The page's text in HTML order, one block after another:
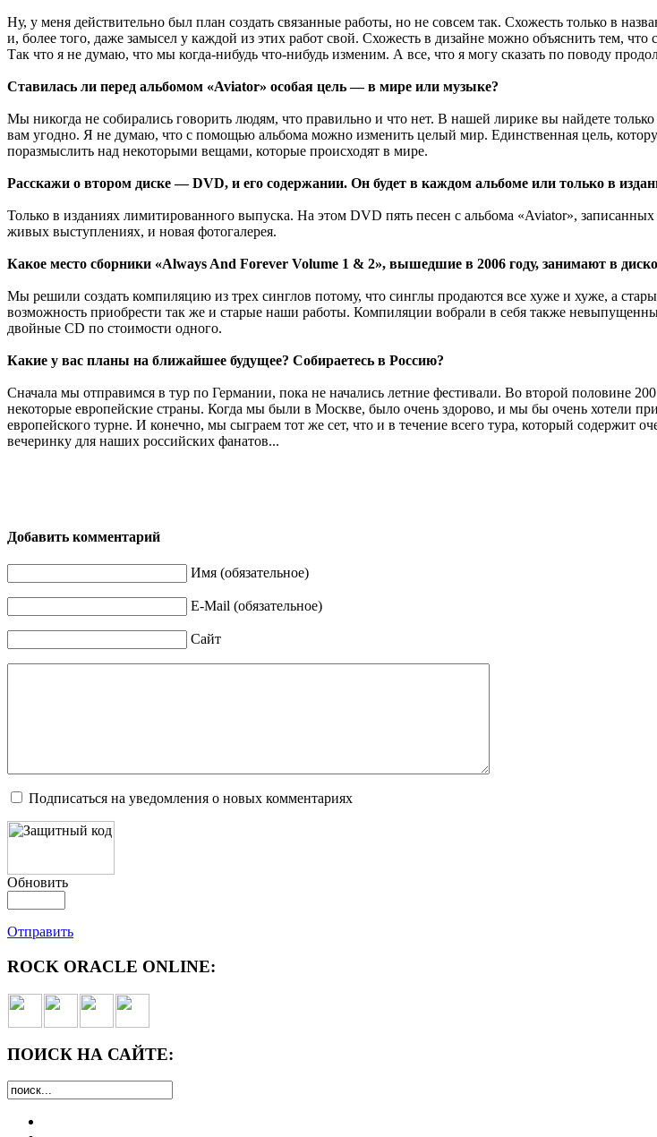
Ну, у меня действительно был план создать связанные работы, но не совсем так. Схожесть только в
и, более того, даже замысел у каждой из этих работ свой. Схожесть в дизайне можно объяснить тем,
Так что я не думаю, что мы когда-нибудь что-нибудь изменим. А все, что я могу сказать по поводу
Ставилась ли перед альбомом «Aviator» особая цель — в мире или музыке?
Мы никогда не собирались говорить людям, что правильно и что нет. В нашей лирике вы найдете
вам угодно. Я не думаю, что с помощью альбома можно изменить целый мир. Единственная цель,
поразмыслить над некоторыми вещами, которые происходят в мире.
Расскажи о втором диске — DVD, и его содержании. Он будет в каждом альбоме или только в
Только в изданиях лимитированного выпуска. На этом DVD пять песен с альбома «Aviator»,
живых выступлениях, и новая фотогалерея.
Какое место сборники «Always And Forever Volume 1 & 2», вышедшие в 2006 году, занимают в
Мы решили создать компиляцию из трех синглов потому, что синглы продаются все хуже и хуже, а
возможность приобрести так же и старые наши работы. Компиляции вобрали в себя также
двойные CD по стоимости одного.
Какие у вас планы на ближайшее будущее? Собираетесь в Россию?
Сначала мы отправимся в тур по Германии, пока не начались летние фестивали. Во второй половине
некоторые европейские страны. Когда мы были в Москве, было очень здорово, и мы бы очень хотели
европейского турне. И конечно, мы сыграем тот же сет, что и в течение всего тура, который содержит
вечеринку для наших российских фанатов...
Добавить комментарий
Имя (обязательное)
E-Mail (обязательное)
Сайт
Подписаться на уведомления о новых комментариях
Обновить
Отправить
ROCK ORACLE ONLINE:
ПОИСК НА САЙТЕ: